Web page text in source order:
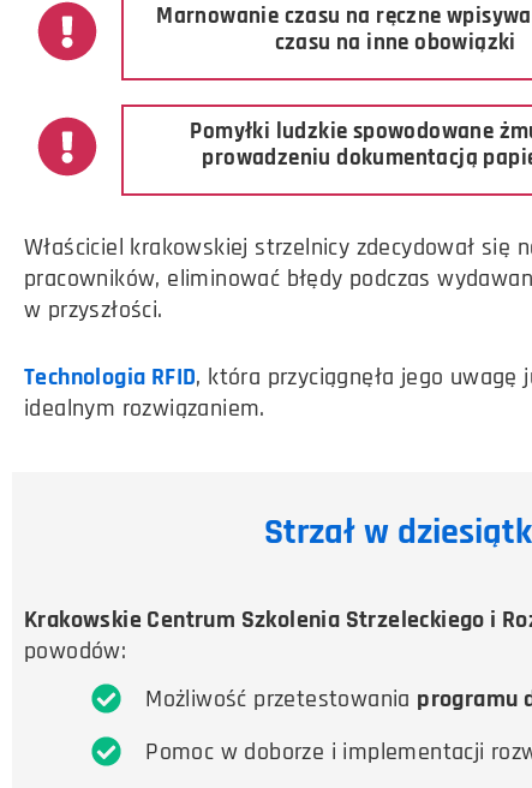
Marnowanie czasu na ręczne
czasu na inne obowiązki
Pomyłki ludzkie spowodowane
prowadzeniu dokumentacją
Właściciel krakowskiej strzelnicy zdecydował się
pracowników, eliminować błędy podczas
w przyszłości.
Technologia RFID, która przyciągnęła jego uwagę
idealnym rozwiązaniem.
Strzał w
Krakowskie Centrum Szkolenia Strzeleckiego i
powodów:
Możliwość przetestowania programu
Pomoc w doborze i implementacji